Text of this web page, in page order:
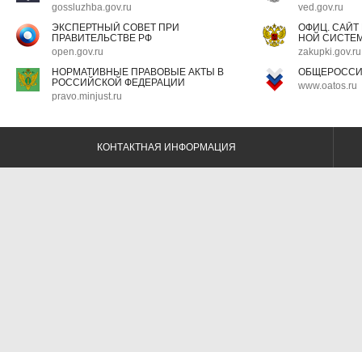
gossluzhba.gov.ru
ved.gov.ru
ЭКСПЕРТНЫЙ СОВЕТ ПРИ
ПРАВИТЕЛЬСТВЕ РФ
open.gov.ru
ОФИЦ.
НОЙ
zakupki.gov.ru
НОРМАТИВНЫЕ ПРАВОВЫЕ АКТЫ В
РОССИЙСКОЙ ФЕДЕРАЦИИ
pravo.minjust.ru
www.oatos.ru
КОНТАКТНАЯ ИНФОРМАЦИЯ